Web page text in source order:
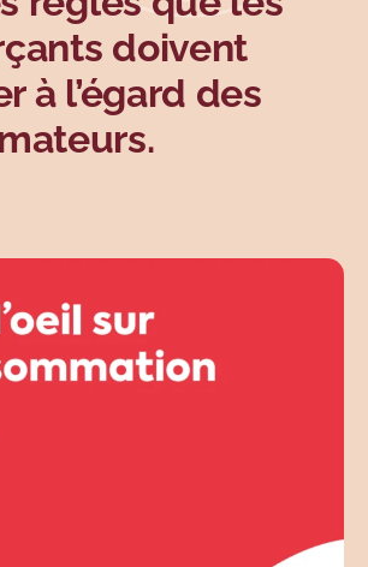
doivent
à l’égard des